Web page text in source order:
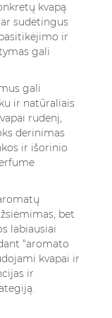
kvapą
sudėtingus
ir
gali
gali
ir natūraliais
rudenį,
derinimas
ir išorinio
bet
labiausiai
"aromato
kvapai ir
ir